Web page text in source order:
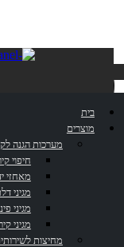
בית
מוצרים
מערכות הגנה
חיפוי
מאחזי
מגיני
מגיני
מגיני
מחיצות
מתקן